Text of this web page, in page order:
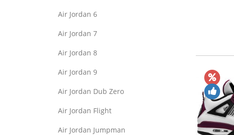
Air Jordan 6
Air Jordan 7
Air Jordan 8
Air Jordan 9
Air Jordan Dub Zero
Air Jordan Flight
Air Jordan Jumpman